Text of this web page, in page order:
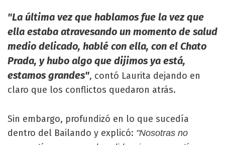
"La última vez que hablamos fue la vez que
ella estaba atravesando un momento de salud
medio delicado, hablé con ella, con el Chato
Prada, y hubo algo que dijimos ya está,
estamos grandes", contó Laurita dejando en
claro que los conflictos quedaron atrás.
Sin embargo, profundizó en lo que sucedía
dentro del Bailando y explicó: "Nosotras no